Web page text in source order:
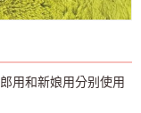
用和新娘用分别使用